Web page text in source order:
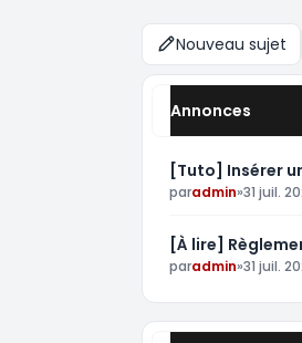
Nouveau sujet
Annonces
[Tuto] Insérer
paradmin»31 juil.
[À lire]
paradmin»31 juil.